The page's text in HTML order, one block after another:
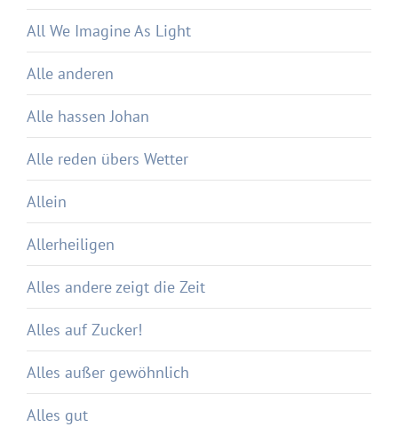
All We Imagine As Light
Alle anderen
Alle hassen Johan
Alle reden übers Wetter
Allein
Allerheiligen
Alles andere zeigt die Zeit
Alles auf Zucker!
Alles außer gewöhnlich
Alles gut